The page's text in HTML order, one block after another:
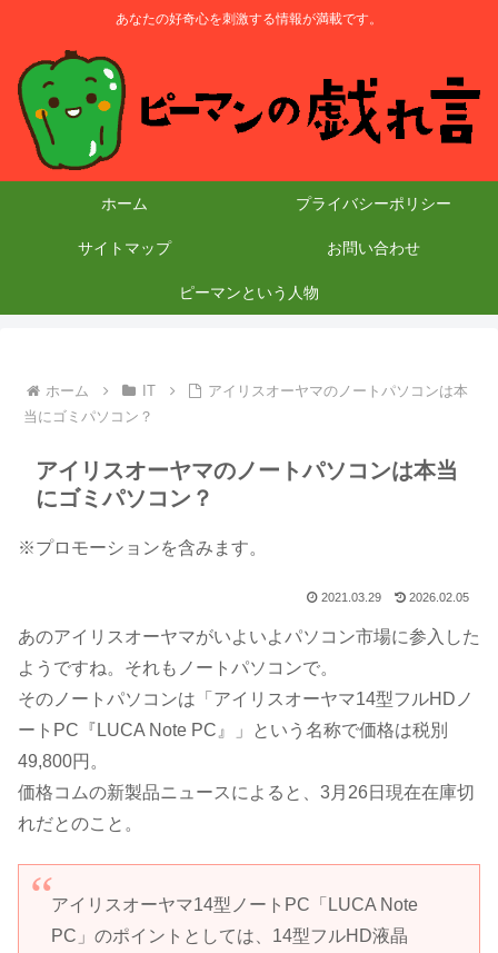
あなたの好奇心を刺激する情報が満載です。
ホーム プライバシーポリシー
サイトマップ お問い合わせ
ピーマンという人物
ホーム IT
アイリスオーヤマのノートパソコンは本
当にゴミパソコン？
アイリスオーヤマのノートパソコンは本当
にゴミパソコン？
※プロモーションを含みます。
2021.03.29 2026.02.05
あのアイリスオーヤマがいよいよパソコン市場に参入した
ようですね。それもノートパソコンで。
そのノートパソコンは「アイリスオーヤマ14型フルHDノ
ートPC『LUCA Note PC』」という名称で価格は税別
49,800円。
価格コムの新製品ニュースによると、3月26日現在在庫切
れだとのこと。
アイリスオーヤマ14型ノートPC「LUCA Note
PC」のポイントとしては、14型フルHD液晶